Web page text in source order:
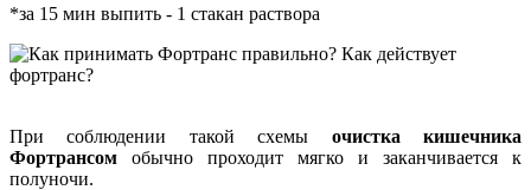
*за 15 мин выпить - 1 стакан раствора
При соблюдении такой схемы очистка кишечника
Фортрансом обычно проходит мягко и заканчивается к
полуночи.